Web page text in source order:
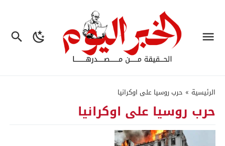
الرئيسية » حرب روسيا على اوكرانيا
حرب روسيا على اوكرانيا